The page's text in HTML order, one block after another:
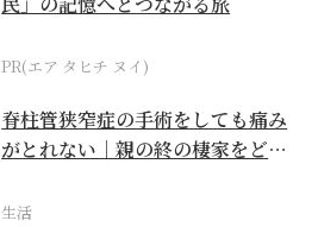
PR(エア タヒチ ヌイ)
脊柱管狭窄症の手術をしても痛み
がとれない｜親の終の棲家をどう
生活